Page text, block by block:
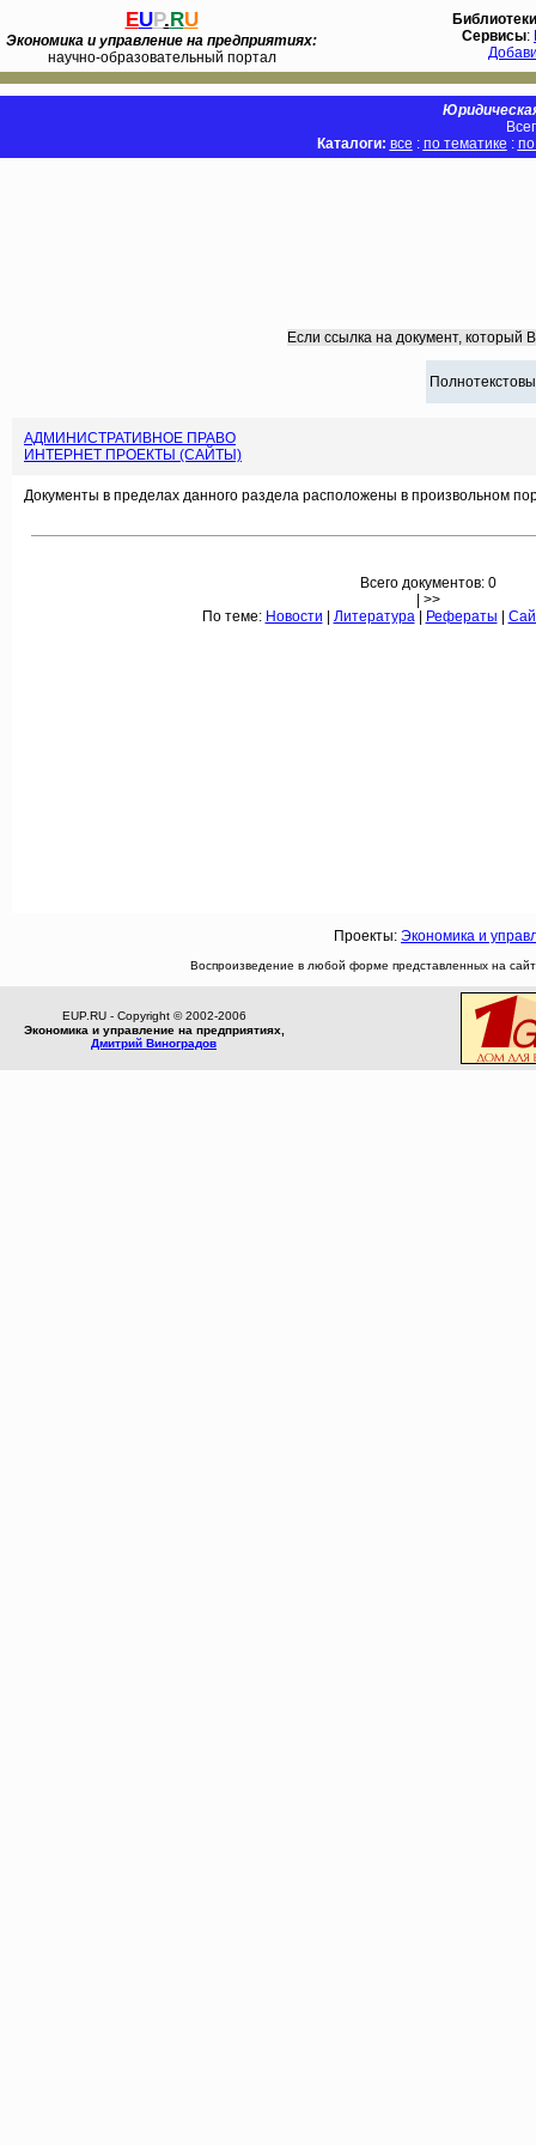
EUP.RU
Экономика и управление на предприятиях:
научно-образовательный портал
Библиотеки
Сервисы:
Каталоги: все : по тематике :
Если ссылка на документ, который
АДМИНИСТРАТИВНОЕ ПРАВО
ИНТЕРНЕТ ПРОЕКТЫ (САЙТЫ)
Документы в пределах данного раздела расположены в произвольном
Всего документов: 0
| >>
По теме: Новости Литература| Рефераты
Проекты: Экономика и
Воспроизведение в любой форме представленных на
EUP.RU - Copyright © 2002-2006
Экономика и управление на предприятиях,
Дмитрий Виноградов